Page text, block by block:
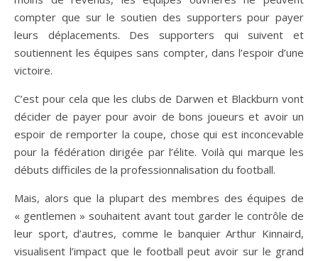
compter que sur le soutien des supporters pour payer
leurs déplacements. Des supporters qui suivent et
soutiennent les équipes sans compter, dans l’espoir d’une
victoire.
C’est pour cela que les clubs de Darwen et Blackburn vont
décider de payer pour avoir de bons joueurs et avoir un
espoir de remporter la coupe, chose qui est inconcevable
pour la fédération dirigée par l’élite. Voilà qui marque les
débuts difficiles de la professionnalisation du football.
Mais, alors que la plupart des membres des équipes de
« gentlemen » souhaitent avant tout garder le contrôle de
leur sport, d’autres, comme le banquier Arthur Kinnaird,
visualisent l’impact que le football peut avoir sur le grand